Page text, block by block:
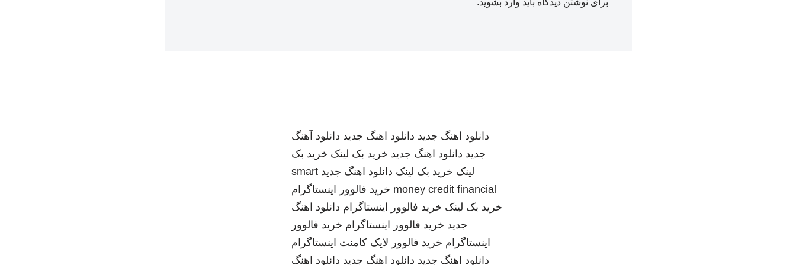
دانلود اهنگ جدید دانلود اهنگ جدید دانلود آهنگ
جدید دانلود اهنگ جدید خرید بک لینک خرید بک
لینک خرید بک لینک دانلود اهنگ جدید smart
money credit financial خرید فالوور اینستاگرام
خرید بک لینک خرید فالوور اینستاگرام دانلود اهنگ
جدید خرید فالوور اینستاگرام خرید فالوور
اینستاگرام خرید فالوور لایک کامنت اینستاگرام
دانلود اهنگ جدید دانلود اهنگ جدید دانلود اهنگ